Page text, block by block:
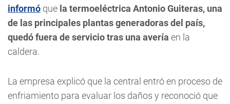
informó que la termoeléctrica Antonio Guiteras, una
de las principales plantas generadoras del país,
quedó fuera de servicio tras una avería en la
caldera.
La empresa explicó que la central entró en proceso de
enfriamiento para evaluar los daños y reconoció que